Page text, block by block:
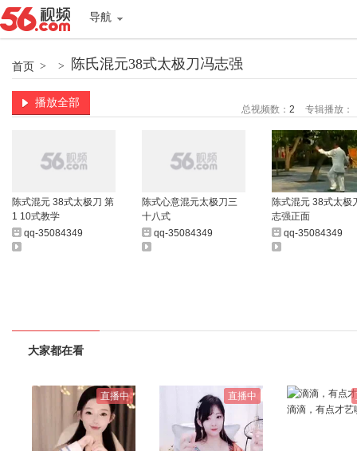
导航
首页 > > 陈氏混元38式太极刀冯志强
播放全部
总视频数： 2 专辑播放：
陈式混元 38式太极刀 第
1 10式教学
qq-35084349
陈式心意混元太极刀三
十八式
qq-35084349
陈式混元 38式太极
志强正面
qq-35084349
大家都在看
直播中 直播中
滴滴，有点才艺